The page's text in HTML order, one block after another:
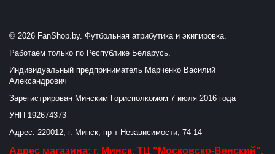
© 2026 FanShop.by. Футбольная атрибутика и экипировка.
Работаем только по Республике Беларусь.
Индивидуальный предприниматель Марченко Василий
Александрович
Зарегистрирован Минским Горисполкомом 7 июля 2016 года
УНП 192674373
Адрес: 220012, г. Минск, пр-т Независимости, 74-14
Адрес магазина: г. Минск, ТЦ "Московско-Венский",